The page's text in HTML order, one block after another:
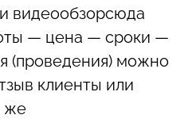
видеообзорсюда
— цена — сроки —
(проведения) можно
клиенты или
же